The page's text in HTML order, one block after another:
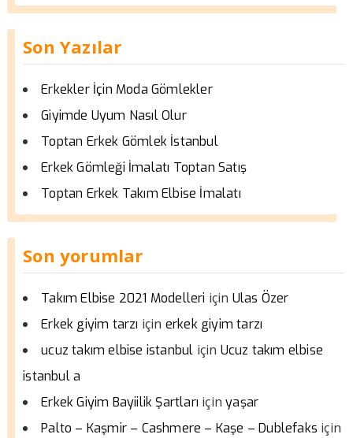
Son Yazılar
Erkekler İçin Moda Gömlekler
Giyimde Uyum Nasıl Olur
Toptan Erkek Gömlek İstanbul
Erkek Gömleği İmalatı Toptan Satış
Toptan Erkek Takım Elbise İmalatı
Son yorumlar
Takım Elbise 2021 Modelleri için Ulas Özer
Erkek giyim tarzı için erkek giyim tarzı
ucuz takım elbise istanbul için Ucuz takım elbise
istanbul a
Erkek Giyim Bayiilik Şartları içinyaşar
Palto – Kaşmir – Cashmere – Kaşe – Dublefaks için